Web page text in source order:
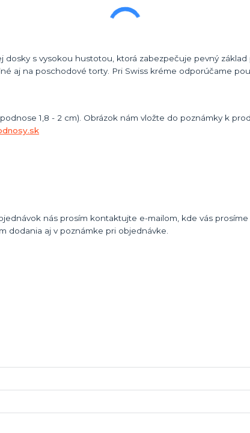
dosky s vysokou hustotou, ktorá zabezpečuje pevný základ
aj na poschodové torty. Pri Swiss kréme odporúčame
1,8 - 2 cm). Obrázok nám vložte do poznámky k
nás prosím kontaktujte e-mailom, kde vás prosíme
dodania aj v poznámke pri objednávke.